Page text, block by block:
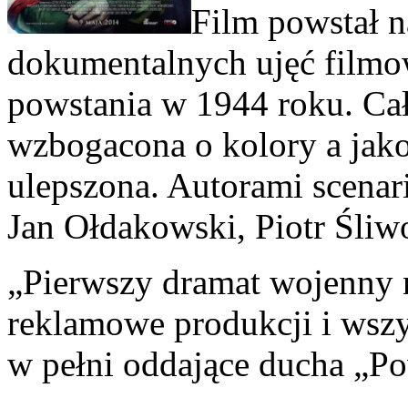
Film powstał
dokumentalnych ujęć
powstania w 1944 roku.
wzbogacona o kolory a
ulepszona. Autorami
Jan Ołdakowski, Piotr
„Pierwszy dramat
reklamowe produkcji i
w pełni oddające ducha